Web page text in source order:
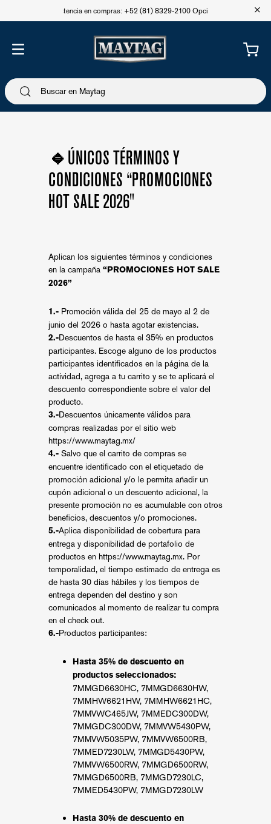
Asistencia en compras: +52 (81) 8329-2100 Opción 1 +
🔹ÚNICOS TÉRMINOS Y
CONDICIONES “PROMOCIONES
HOT SALE 2026"
Aplican los siguientes términos y condiciones
en la campaña “PROMOCIONES HOT SALE
2026”
1.- Promoción válida del 25 de mayo al 2 de
junio del 2026 o hasta agotar existencias.
2.-Descuentos de hasta el 35% en productos
participantes. Escoge alguno de los productos
participantes identificados en la página de la
actividad, agrega a tu carrito y se te aplicará el
descuento correspondiente sobre el valor del
producto.
3.-Descuentos únicamente válidos para
compras realizadas por el sitio web
https://www.maytag.mx/
4.- Salvo que el carrito de compras se
encuentre identificado con el etiquetado de
promoción adicional y/o le permita añadir un
cupón adicional o un descuento adicional, la
presente promoción no es acumulable con otros
beneficios, descuentos y/o promociones.
5.-Aplica disponibilidad de cobertura para
entrega y disponibilidad de portafolio de
productos en https://www.maytag.mx. Por
temporalidad, el tiempo estimado de entrega es
de hasta 30 días hábiles y los tiempos de
entrega dependen del destino y son
comunicados al momento de realizar tu compra
en el check out.
6.-Productos participantes:
Hasta 35% de descuento en
productos seleccionados:
7MMGD6630HC, 7MMGD6630HW,
7MMHW6621HW, 7MMHW6621HC,
7MMVWC465JW, 7MMEDC300DW,
7MMGDC300DW, 7MMVW5430PW,
7MMVW5035PW, 7MMVW6500RB,
7MMED7230LW, 7MMGD5430PW,
7MMVW6500RW, 7MMGD6500RW,
7MMGD6500RB, 7MMGD7230LC,
7MMED5430PW, 7MMGD7230LW
Hasta 30% de descuento en